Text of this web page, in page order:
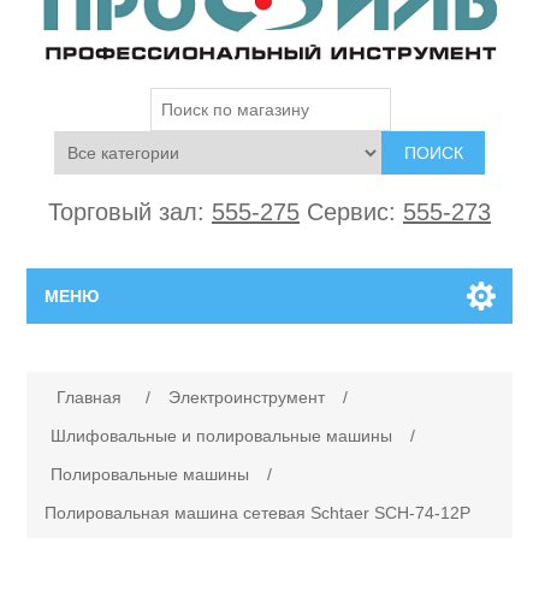
ПОИСК
Торговый зал: 555-275 Сервис: 555-273
МЕНЮ
Главная / Электроинструмент
/
Шлифовальные и полировальные машины
/
Полировальные машины
/
Полировальная машина сетевая Schtaer SCH-74-12P